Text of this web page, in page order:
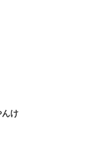
んけ